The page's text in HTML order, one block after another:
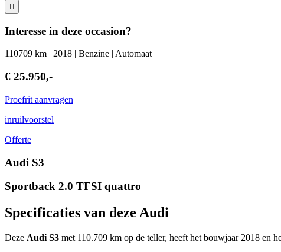
Interesse in deze occasion?
110709 km | 2018 | Benzine | Automaat
€ 25.950,-
Proefrit aanvragen
inruilvoorstel
Offerte
Audi S3
Sportback 2.0 TFSI quattro
Specificaties van deze Audi
Deze Audi S3 met 110.709 km op de teller, heeft het bouwjaar 2018 en